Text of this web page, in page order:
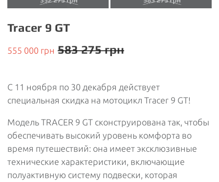
Tracer 9 GT
555 000 грн 583 275 грн
С 11 ноября по 30 декабря действует
специальная скидка на мотоцикл Tracer 9 GT!
Модель TRACER 9 GT сконструирована так, чтобы
обеспечивать высокий уровень комфорта во
время путешествий: она имеет эксклюзивные
технические характеристики, включающие
полуактивную систему подвески, которая